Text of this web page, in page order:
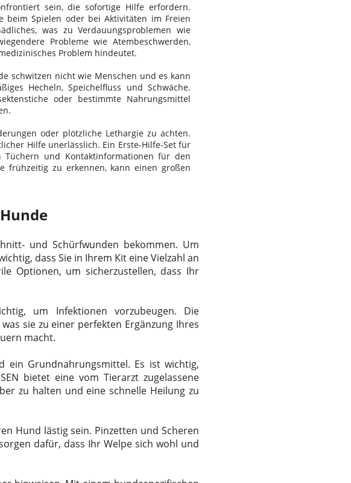
sein, die sofortige Hilfe erfordern.
beim Spielen oder bei Aktivitäten im Freien
was zu Verdauungsproblemen wie
Probleme wie Atembeschwerden,
Problem hindeutet.
schwitzen nicht wie Menschen und es kann
Hecheln, Speichelfluss und Schwäche.
oder bestimmte Nahrungsmittel
oder plötzliche Lethargie zu achten.
Hilfe unerlässlich. Ein Erste-Hilfe-Set für
Tüchern und Kontaktinformationen für den
frühzeitig zu erkennen, kann einen großen
und Schürfwunden bekommen. Um
dass Sie in Ihrem Kit eine Vielzahl an
Optionen, um sicherzustellen, dass Ihr
um Infektionen vorzubeugen. Die
sie zu einer perfekten Ergänzung Ihres
macht.
ein Grundnahrungsmittel. Es ist wichtig,
bietet eine vom Tierarzt zugelassene
zu halten und eine schnelle Heilung zu
Hund lästig sein. Pinzetten und Scheren
dafür, dass Ihr Welpe sich wohl und